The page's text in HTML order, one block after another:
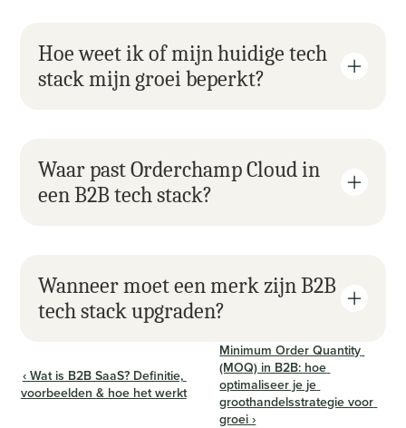
Hoe weet ik of mijn huidige tech
stack mijn groei beperkt?
Waar past Orderchamp Cloud in
een B2B tech stack?
Wanneer moet een merk zijn B2B
tech stack upgraden?
‹ Wat is B2B SaaS? Definitie,
voorbeelden & hoe het werkt
Minimum Order Quantity
(MOQ) in B2B: hoe
optimaliseer je je
groothandelsstrategie voor
groei ›